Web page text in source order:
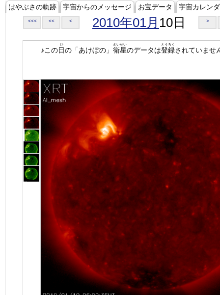
はやぶさの軌跡 宇宙からのメッセージ お宝データ 宇宙カレン
<<< << < 2010年01月 10日 >
♪この日
ひ
の「あけぼの」 衛星
えいせい
のデータは登録
とうろく
されていませ